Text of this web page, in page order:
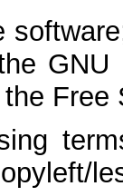
GNU
Free